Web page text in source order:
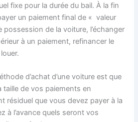
fixe pour la durée du bail. À la fin
un paiement final de « valeur
de la voiture, l’échanger
à un paiement, refinancer le
d’achat d’une voiture est que
taille de vos paiements en
résiduel que vous devez payer à la
à l’avance quels seront vos